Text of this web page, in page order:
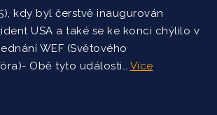
kdy byl čerstvě inaugurován
USA a také se ke konci chýlilo v
WEF (Světového
Obě tyto události… Více